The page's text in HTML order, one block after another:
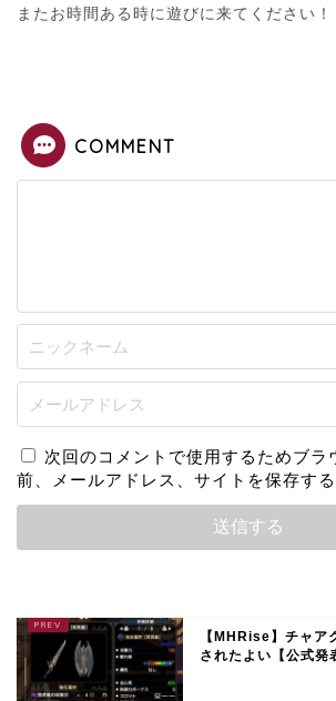
またお時間ある時に遊びに来てください！
COMMENT
次回のコメントで使用するためブラ
前、メールアドレス、サイトを保存する
【MHRise】チャア
されたよい【公式発